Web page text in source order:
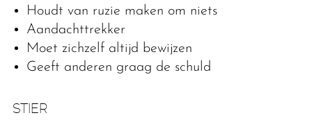
Houdt van ruzie maken om niets
Aandachttrekker
Moet zichzelf altijd bewijzen
Geeft anderen graag de schuld
STIER